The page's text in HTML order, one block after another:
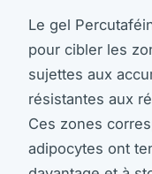
Le gel
pour cibler les
sujettes aux
résistantes aux
Ces zones
adipocytes ont